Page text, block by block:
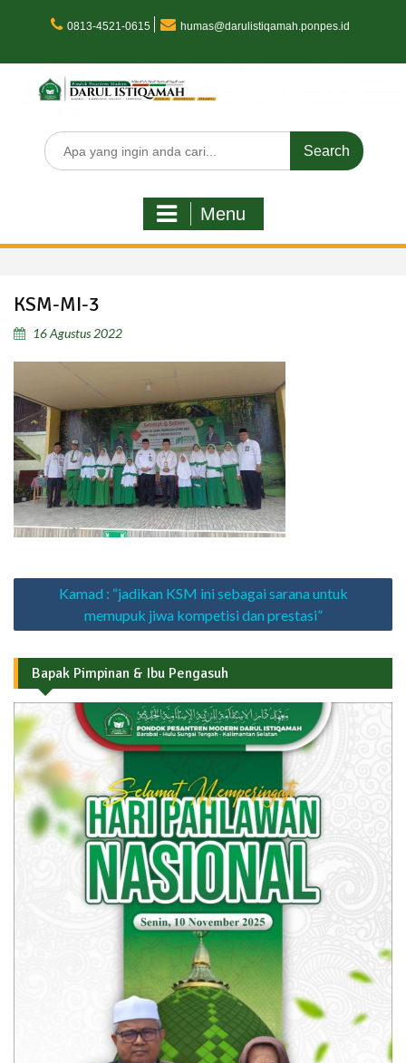
0813-4521-0615 humas@darulistiqamah.ponpes.id
Search
for:
Menu
KSM-MI-3
16 Agustus 2022
Navigasi
Kamad : “jadikan KSM ini sebagai sarana untuk
memupuk jiwa kompetisi dan prestasi”
Bapak Pimpinan & Ibu Pengasuh